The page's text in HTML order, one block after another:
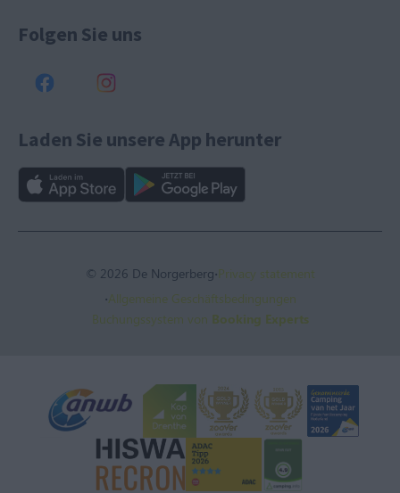
Folgen Sie uns
Laden Sie unsere App herunter
© 2026 De Norgerberg·Privacy statement
·Allgemeine Geschäftsbedingungen
Buchungssystem von Booking Experts